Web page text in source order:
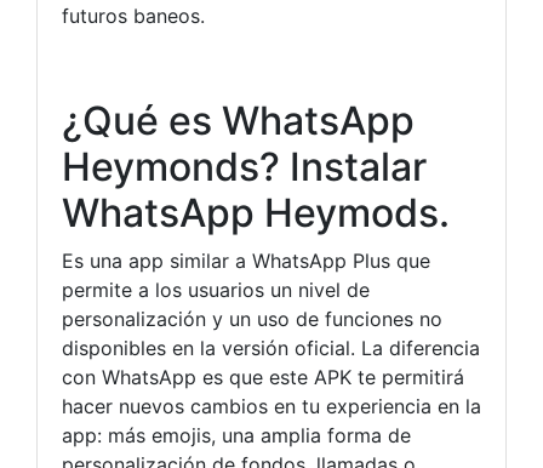
futuros baneos.
¿Qué es WhatsApp
Heymonds? Instalar
WhatsApp Heymods.
Es una app similar a WhatsApp Plus que
permite a los usuarios un nivel de
personalización y un uso de funciones no
disponibles en la versión oficial. La diferencia
con WhatsApp es que este APK te permitirá
hacer nuevos cambios en tu experiencia en la
app: más emojis, una amplia forma de